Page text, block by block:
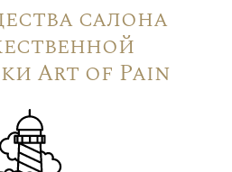
салона
Art of Pain